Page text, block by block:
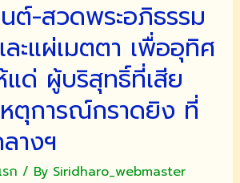
ต์-สวดพระอภิธรรม
ะแผ่เมตตา เพื่ออุทิศ
ด่ ผู้บริสุทธิ์ที่เสีย
ตุการณ์กราดยิง ที่
างฯ
ก / By Siridharo_webmaster